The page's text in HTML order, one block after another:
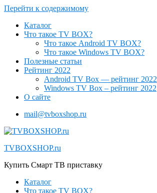
Перейти к содержимому
Каталог
Что такое TV BOX?
Что такое Android TV BOX?
Что такое Windows TV BOX?
Полезные статьи
Рейтинг 2022
Android TV Box — рейтинг 2022
Windows TV Box – рейтинг 2022
О сайте
mail@tvboxshop.ru
TVBOXSHOP.ru
Купить Смарт ТВ приставку
Каталог
Что такое TV BOX?